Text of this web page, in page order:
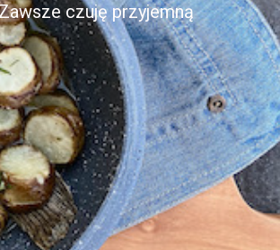
czuję przyjemną